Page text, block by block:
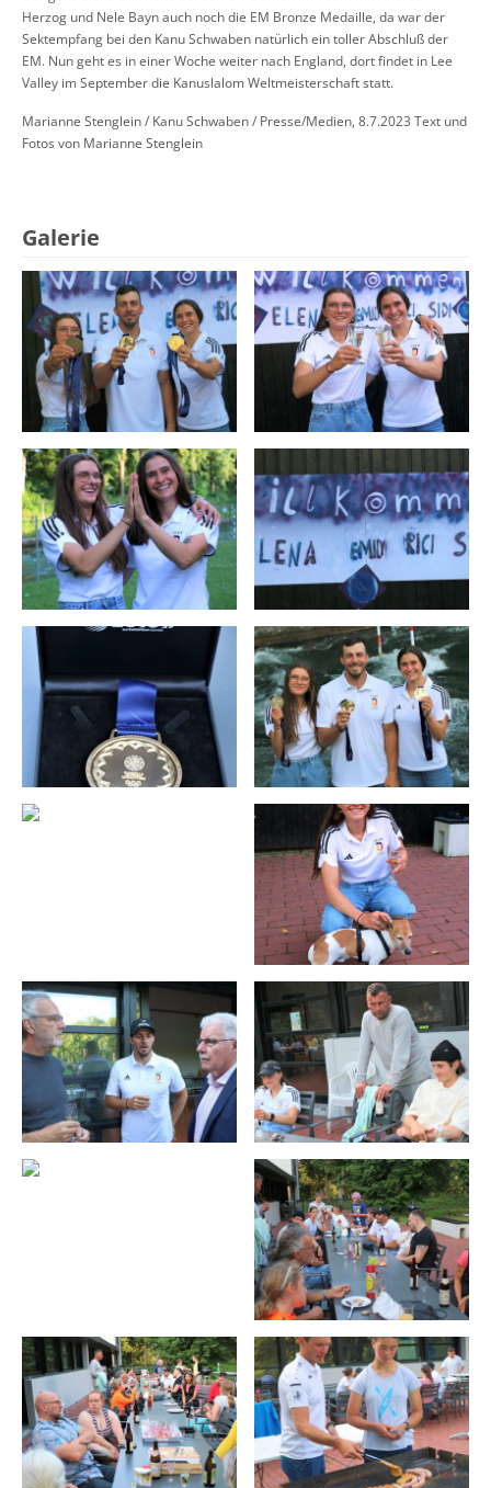
Herzog und Nele Bayn auch noch die EM Bronze Medaille, da war der
Sektempfang bei den Kanu Schwaben natürlich ein toller Abschluß der
EM. Nun geht es in einer Woche weiter nach England, dort findet in Lee
Valley im September die Kanuslalom Weltmeisterschaft statt.
Marianne Stenglein / Kanu Schwaben / Presse/Medien, 8.7.2023 Text und
Fotos von Marianne Stenglein
Galerie